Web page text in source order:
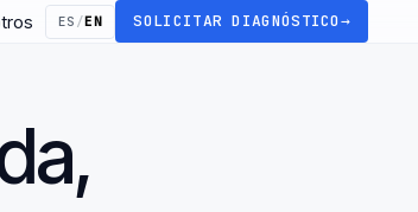
ES /EN SOLICITAR DIAGNÓSTICO→